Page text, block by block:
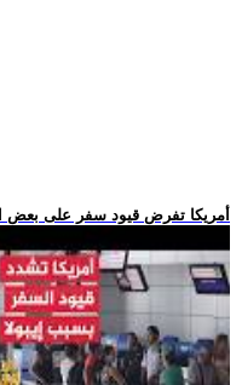
.. أمريكا تفرض قيود سفر على بعض